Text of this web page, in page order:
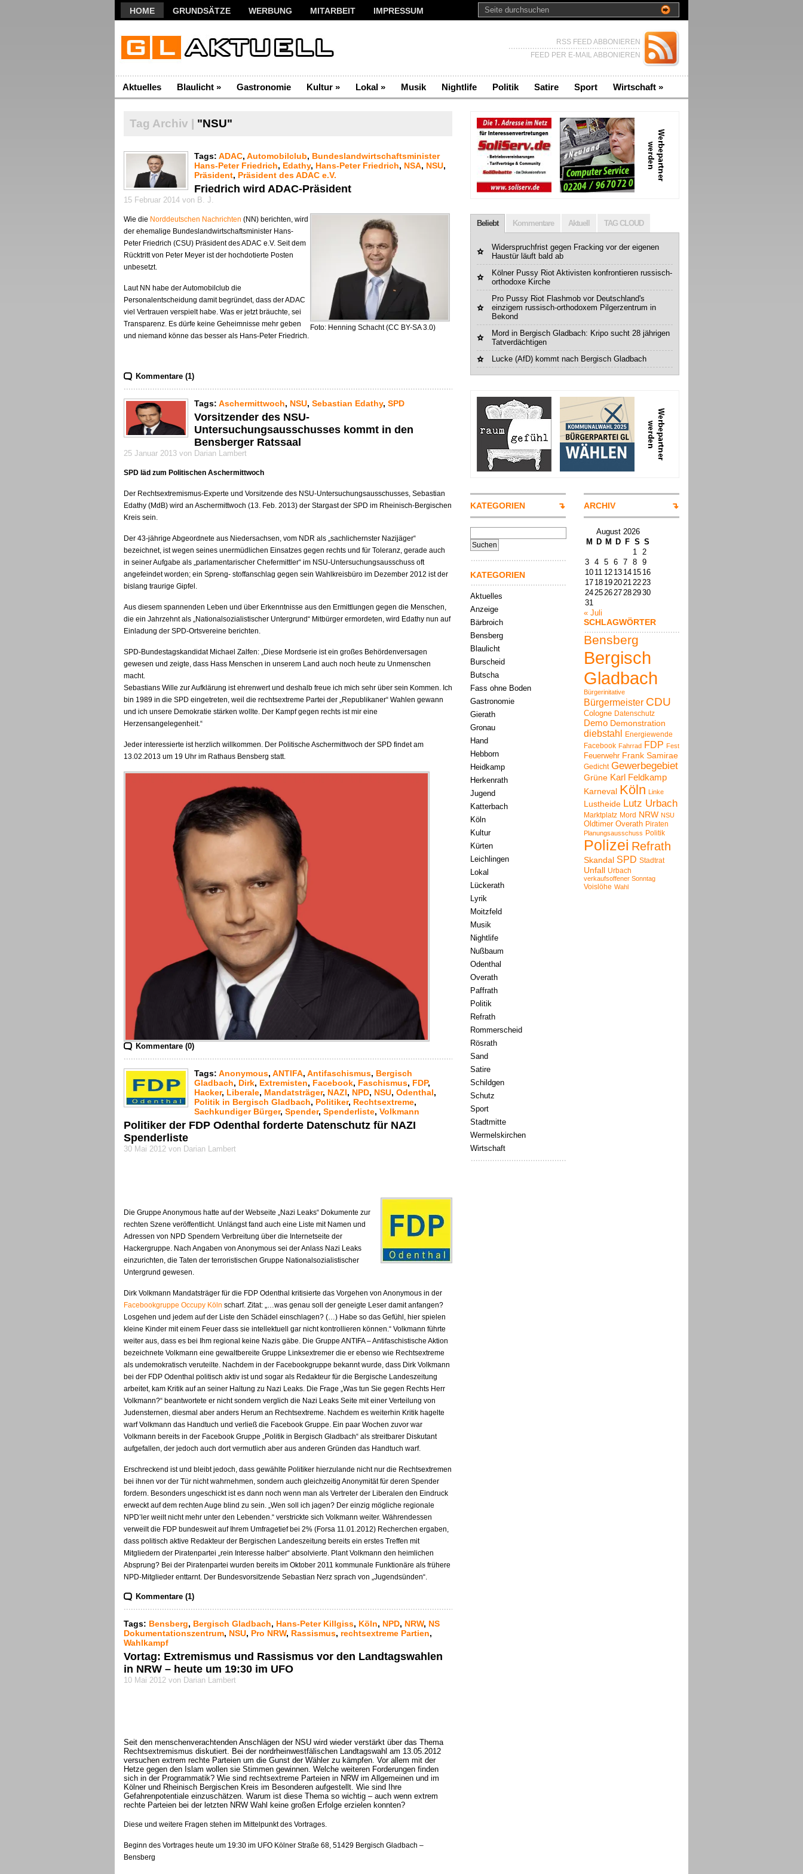
HOME GRUNDSÄTZE WERBUNG MITARBEIT IMPRESSUM
RSS FEED ABBONIEREN
FEED PER E-MAIL ABBONIEREN
Aktuelles Blaulicht » Gastronomie Kultur » Lokal » Musik Nightlife Politik Satire Sport Wirtschaft »
Tag Archiv | "NSU"
Tags: ADAC, Automobilclub, Bundeslandwirtschaftsminister
Hans-Peter Friedrich, Edathy, Hans-Peter Friedrich, NSA, NSU,
Präsident, Präsident des ADAC e.V.
Friedrich wird ADAC-Präsident
15 Februar 2014 von B. J.
Foto: Henning Schacht (CC BY-SA 3.0)
Wie die Norddeutschen Nachrichten (NN) berichten, wird
der ehemalige Bundeslandwirtschaftsminister Hans-
Peter Friedrich (CSU) Präsident des ADAC e.V. Seit dem
Rücktritt von Peter Meyer ist der hochdotierte Posten
unbesetzt.
Laut NN habe der Automobilclub die
Personalentscheidung damit begründet, dass der ADAC
viel Vertrauen verspielt habe. Was er jetzt bräuchte, sei
Transparenz. Es dürfe keine Geheimnisse mehr geben
und niemand könne das besser als Hans-Peter Friedrich.
Kommentare (1)
Tags: Aschermittwoch, NSU, Sebastian Edathy, SPD
Vorsitzender des NSU-
Untersuchungsausschusses kommt in den
Bensberger Ratssaal
25 Januar 2013 von Darian Lambert
SPD läd zum Politischen Aschermittwoch
Der Rechtsextremismus-Experte und Vorsitzende des NSU-Untersuchungsausschusses, Sebastian
Edathy (MdB) wird an Aschermittwoch (13. Feb. 2013) der Stargast der SPD im Rheinisch-Bergischen
Kreis sein.
Der 43-jährige Abgeordnete aus Niedersachsen, vom NDR als „sachlichernster Nazijäger“
bezeichnet, ist wegen seines unermüdlichen Einsatzes gegen rechts und für Toleranz, gerade auch
in seiner Aufgabe als „parlamentarischer Chefermittler“ im NSU-Untersuchungsausschuss oft
angefeindet worden; ein Spreng- stoffanschlag gegen sein Wahlkreisbüro im Dezember 2012 ist der
bislang traurige Gipfel.
Aus diesem spannenden Leben und über Erkenntnisse aus den Ermittlungen gegen die Menschen,
die ein Jahrzehnt als „Nationalsozialistischer Untergrund“ Mitbürger ermordeten, wird Edathy nun auf
Einladung der SPD-Ortsvereine berichten.
SPD-Bundestagskandidat Michael Zalfen: „Diese Mordserie ist ein großes Behördenversagen
gewesen und zeigte, dass Hass Menschen in unserem Land auch noch heute zu Unmenschen
macht.
Sebastians Wille zur Aufklärung ist ehrenwert und deshalb freue ich mich sehr über sein Kommen. Ich
bin 1989 in die SPD eingetreten, weil die rechtsextreme Partei der „Republikaner“ Wahlen gewann
und ich unsere Demokratie stärken wollte. Der Kampf gegen rechts ist mir eine
Herzensangelegenheit.“
Jeder interessierte ist herzlich willkommen. Der Politische Aschermittwoch der SPD findet am
13.02.2013 um 19 Uhr im Rathaus Bensberg statt.
Kommentare (0)
Tags: Anonymous, ANTIFA, Antifaschismus, Bergisch
Gladbach, Dirk, Extremisten, Facebook, Faschismus, FDP,
Hacker, Liberale, Mandatsträger, NAZI, NPD, NSU, Odenthal,
Politik in Bergisch Gladbach, Politiker, Rechtsextreme,
Sachkundiger Bürger, Spender, Spenderliste, Volkmann
Politiker der FDP Odenthal forderte Datenschutz für NAZI
Spenderliste
30 Mai 2012 von Darian Lambert
Die Gruppe Anonymous hatte auf der Webseite „Nazi Leaks“ Dokumente zur
rechten Szene veröffentlicht. Unlängst fand auch eine Liste mit Namen und
Adressen von NPD Spendern Verbreitung über die Internetseite der
Hackergruppe. Nach Angaben von Anonymous sei der Anlass Nazi Leaks
einzurichten, die Taten der terroristischen Gruppe Nationalsozialistischer
Untergrund gewesen.
Dirk Volkmann Mandatsträger für die FDP Odenthal kritisierte das Vorgehen von Anonymous in der
Facebookgruppe Occupy Köln scharf. Zitat: „…was genau soll der geneigte Leser damit anfangen?
Losgehen und jedem auf der Liste den Schädel einschlagen? (…) Habe so das Gefühl, hier spielen
kleine Kinder mit einem Feuer dass sie intellektuell gar nicht kontrollieren können.“ Volkmann führte
weiter aus, dass es bei Ihm regional keine Nazis gäbe. Die Gruppe ANTIFA – Antifaschistische Aktion
bezeichnete Volkmann eine gewaltbereite Gruppe Linksextremer die er ebenso wie Rechtsextreme
als undemokratisch veruteilte. Nachdem in der Facebookgruppe bekannt wurde, dass Dirk Volkmann
bei der FDP Odenthal politisch aktiv ist und sogar als Redakteur für die Bergische Landeszeitung
arbeitet, kam Kritik auf an seiner Haltung zu Nazi Leaks. Die Frage „Was tun Sie gegen Rechts Herr
Volkmann?“ beantwortete er nicht sondern verglich die Nazi Leaks Seite mit einer Verteilung von
Judensternen, diesmal aber anders Herum an Rechtsextreme. Nachdem es weiterhin Kritik hagelte
warf Volkmann das Handtuch und verließ die Facebook Gruppe. Ein paar Wochen zuvor war
Volkmann bereits in der Facebook Gruppe „Politik in Bergisch Gladbach“ als streitbarer Diskutant
aufgefallen, der jedoch auch dort vermutlich aber aus anderen Gründen das Handtuch warf.
Erschreckend ist und bleibt jedoch, dass gewählte Politiker hierzulande nicht nur die Rechtsextremen
bei ihnen vor der Tür nicht wahrnehmen, sondern auch gleichzeitig Anonymität für deren Spender
fordern. Besonders ungeschickt ist es dann noch wenn man als Vertreter der Liberalen den Eindruck
erweckt auf dem rechten Auge blind zu sein. „Wen soll ich jagen? Der einzig mögliche regionale
NPD’ler weilt nicht mehr unter den Lebenden.“ verstrickte sich Volkmann weiter. Währendessen
verweilt die FDP bundesweit auf Ihrem Umfragetief bei 2% (Forsa 11.01.2012) Recherchen ergaben,
dass politisch aktive Redakteur der Bergischen Landeszeitung bereits ein erstes Treffen mit
Mitgliedern der Piratenpartei „rein Interesse halber“ absolvierte. Plant Volkmann den heimlichen
Absprung? Bei der Piratenpartei wurden bereits im Oktober 2011 kommunale Funktionäre als frühere
NPD-Mitglieder enttarnt. Der Bundesvorsitzende Sebastian Nerz sprach von „Jugendsünden“.
Kommentare (1)
Tags: Bensberg, Bergisch Gladbach, Hans-Peter Killgiss, Köln, NPD, NRW, NS
Dokumentationszentrum, NSU, Pro NRW, Rassismus, rechtsextreme Partien,
Wahlkampf
Vortag: Extremismus und Rassismus vor den Landtagswahlen
in NRW – heute um 19:30 im UFO
10 Mai 2012 von Darian Lambert
Seit den menschenverachtenden Anschlägen der NSU wird wieder verstärkt über das Thema
Rechtsextremismus diskutiert. Bei der nordrheinwestfälischen Landtagswahl am 13.05.2012
versuchen extrem rechte Parteien um die Gunst der Wähler zu kämpfen. Vor allem mit der
Hetze gegen den Islam wollen sie Stimmen gewinnen. Welche weiteren Forderungen finden
sich in der Programmatik? Wie sind rechtsextreme Parteien in NRW im Allgemeinen und im
Kölner und Rheinisch Bergischen Kreis im Besonderen aufgestellt. Wie sind Ihre
Gefahrenpotentiale einzuschätzen. Warum ist diese Thema so wichtig – auch wenn extrem
rechte Parteien bei der letzten NRW Wahl keine großen Erfolge erzielen konnten?
Diese und weitere Fragen stehen im Mittelpunkt des Vortrages.
Beginn des Vortrages heute um 19:30 im UFO Kölner Straße 68, 51429 Bergisch Gladbach –
Bensberg
Beliebt Kommentare Aktuell TAG CLOUD
Widerspruchfrist gegen Fracking vor der eigenen
Haustür läuft bald ab
Kölner Pussy Riot Aktivisten konfrontieren russisch-
orthodoxe Kirche
Pro Pussy Riot Flashmob vor Deutschland's
einzigem russisch-orthodoxem Pilgerzentrum in
Bekond
Mord in Bergisch Gladbach: Kripo sucht 28 jährigen
Tatverdächtigen
Lucke (AfD) kommt nach Bergisch Gladbach
KATEGORIEN
nach:
KATEGORIEN
Aktuelles
Anzeige
Bärbroich
Bensberg
Blaulicht
Burscheid
Butscha
Fass ohne Boden
Gastronomie
Gierath
Gronau
Hand
Hebborn
Heidkamp
Herkenrath
Jugend
Katterbach
Köln
Kultur
Kürten
Leichlingen
Lokal
Lückerath
Lyrik
Moitzfeld
Musik
Nightlife
Nußbaum
Odenthal
Overath
Paffrath
Politik
Refrath
Rommerscheid
Rösrath
Sand
Satire
Schildgen
Schutz
Sport
Stadtmitte
Wermelskirchen
Wirtschaft
ARCHIV
August 2026
M
D M D F S S
1 2
3 4 5 6 7 8 9
10 11 12 13 14 15 16
17 18 1920212223
24252627282930
31
« Juli
SCHLAGWÖRTER
Bensberg
Bergisch
Gladbach
Bürgerinitative
Bürgermeister CDU
Cologne Datenschutz
Demo Demonstration
diebstahl Energiewende
Facebook Fahrrad FDP Fest
Feuerwehr Frank Samirae
Gedicht Gewerbegebiet
Grüne Karl Feldkamp
Karneval Köln Linke
Lustheide Lutz Urbach
Marktplatz Mord NRW NSU
Oldtimer Overath Piraten
Planungsausschuss Politik
Polizei Refrath
Skandal SPD Stadtrat
Unfall Urbach
verkaufsoffener Sonntag
Voislöhe Wahl